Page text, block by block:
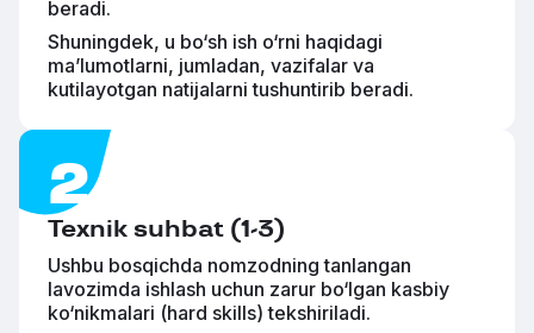
beradi.
Shuningdek, u bo‘sh ish o‘rni haqidagi
ma’lumotlarni, jumladan, vazifalar va
kutilayotgan natijalarni tushuntirib beradi.
Texnik suhbat (1-3)
Ushbu bosqichda nomzodning tanlangan
lavozimda ishlash uchun zarur bo‘lgan kasbiy
ko‘nikmalari (hard skills) tekshiriladi.